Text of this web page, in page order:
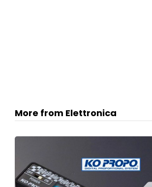
More from Elettronica